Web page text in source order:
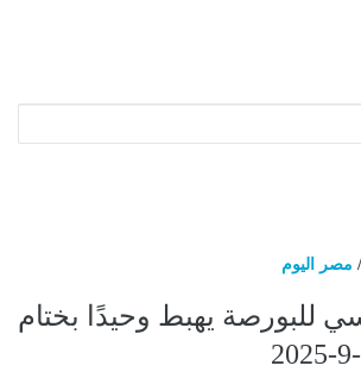
/ مصر اليوم
للبورصة يهبط وحيدًا بختام